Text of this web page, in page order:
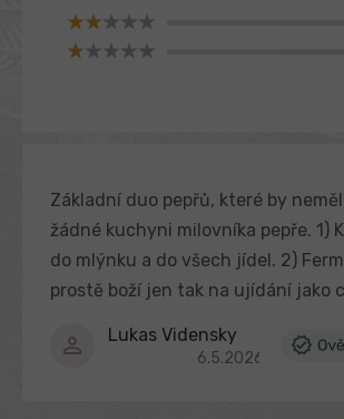
Lukas Vidensky
Hodnocení produktu je 5 z
6.5.2026
Základní duo pepřů, které by
žádné kuchyni milovníka pepře. 1)
do mlýnku a do všech jídel. 2)
prostě boží jen tak na ujídání jako